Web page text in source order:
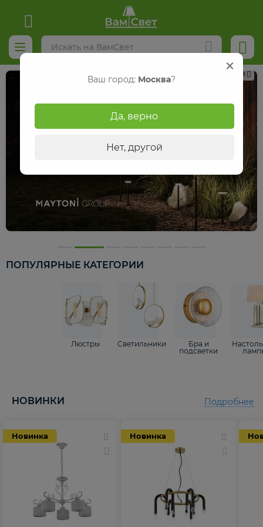
Реклама
ПОПУЛЯРНЫЕ КАТЕГОРИИ
Люстры Светильники
Бра и
подсветки
НОВИНКИ
Новинка Новинка
Подробнее
Ваш город: Москва?
Да, верно
Нет, другой